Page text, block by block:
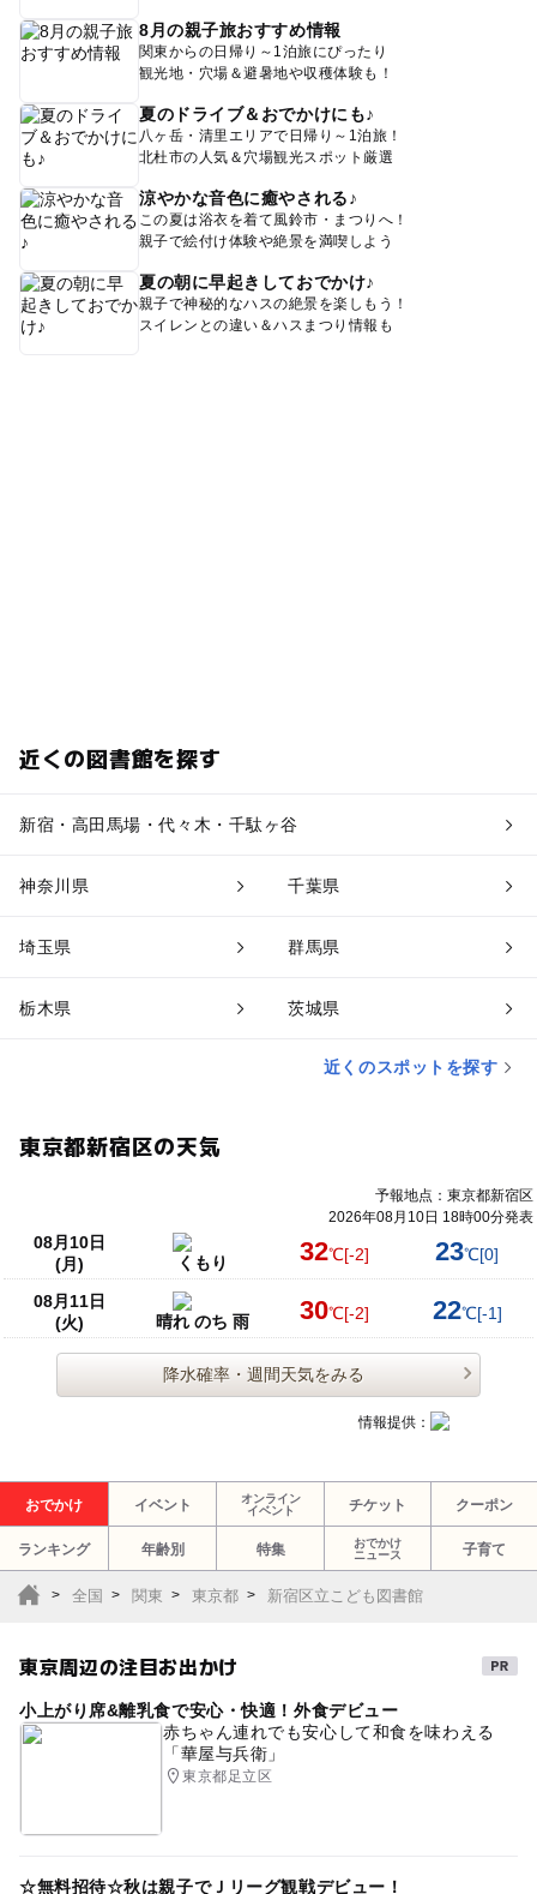
8月の親子旅おすすめ情報
関東からの日帰り～1泊旅にぴったり
観光地・穴場＆避暑地や収穫体験も！
夏のドライブ＆おでかけにも♪
八ヶ岳・清里エリアで日帰り～1泊旅！
北杜市の人気＆穴場観光スポット厳選
涼やかな音色に癒やされる♪
この夏は浴衣を着て風鈴市・まつりへ！
親子で絵付け体験や絶景を満喫しよう
夏の朝に早起きしておでかけ♪
親子で神秘的なハスの絶景を楽しもう！
スイレンとの違い＆ハスまつり情報も
近くの図書館を探す
新宿・高田馬場・代々木・千駄ヶ谷
神奈川県 千葉県
埼玉県 群馬県
栃木県 茨城県
近くのスポットを探す
東京都新宿区の天気
予報地点：東京都新宿区
2026年08月10日 18時00分発表
08月10日
(月)
くもり 32℃[-2] 23℃[0]
08月11日
(火)
晴れ のち 雨 30℃[-2] 22℃[-1]
降水確率・週間天気をみる
情報提供：
おでかけ イベント
オンライン
イベント
チケット クーポン
ランキング 年齢別 特集
おでかけ
ニュース
子育て
全国 関東 東京都 新宿区立こども図書館
東京周辺の注目お出かけ
小上がり席&離乳食で安心・快適！外食デビュー
赤ちゃん連れでも安心して和食を味わえる
「華屋与兵衛」
東京都足立区
☆無料招待☆秋は親子でＪリーグ観戦デビュー！